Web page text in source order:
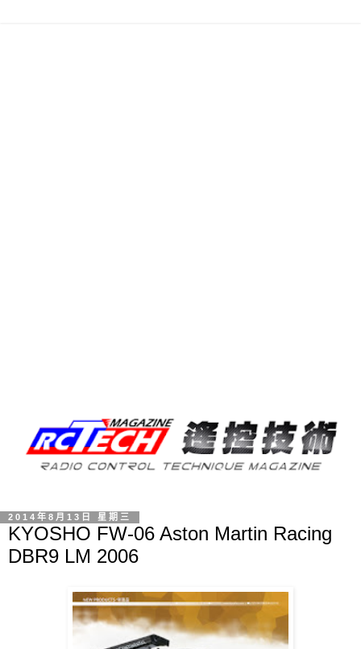
2014年8月13日 星期三
KYOSHO FW-06 Aston Martin Racing
DBR9 LM 2006